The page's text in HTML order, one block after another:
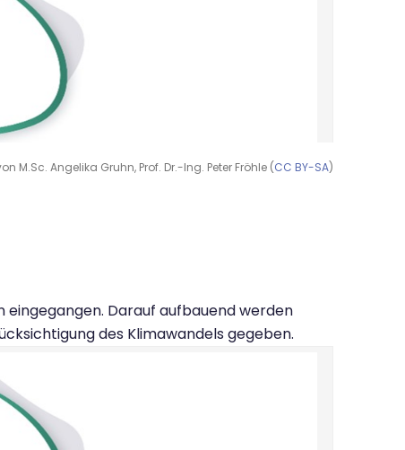
Angelika Gruhn, Prof. Dr.-Ing. Peter Fröhle (CC BY-SA)
eingegangen. Darauf aufbauend werden
des Klimawandels gegeben.